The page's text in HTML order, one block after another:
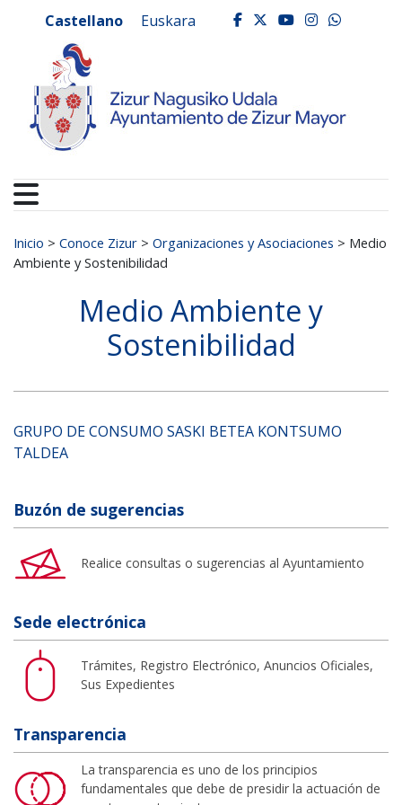
Ayuntamiento de
Castellano Euskara facebook
twitter
youtube
Buscar:
Inicio > Conoce Zizur > Organizaciones y Asociaciones > Medio
Ambiente y Sostenibilidad
Medio Ambiente y
Sostenibilidad
GRUPO DE CONSUMO SASKI BETEA KONTSUMO
TALDEA
Buzón de sugerencias
Realice consultas o sugerencias al Ayuntamiento
Sede electrónica
Trámites, Registro Electrónico, Anuncios Oficiales,
Sus Expedientes
Transparencia
La transparencia es uno de los principios
fundamentales que debe de presidir la actuación de